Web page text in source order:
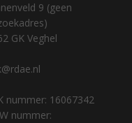
9 (geen
GK Veghel
nummer: 16067342
nummer: